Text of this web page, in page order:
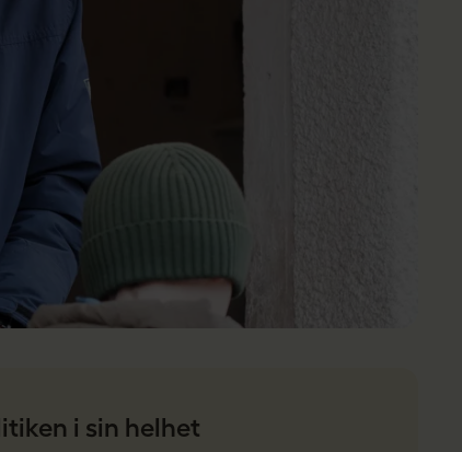
i sin helhet